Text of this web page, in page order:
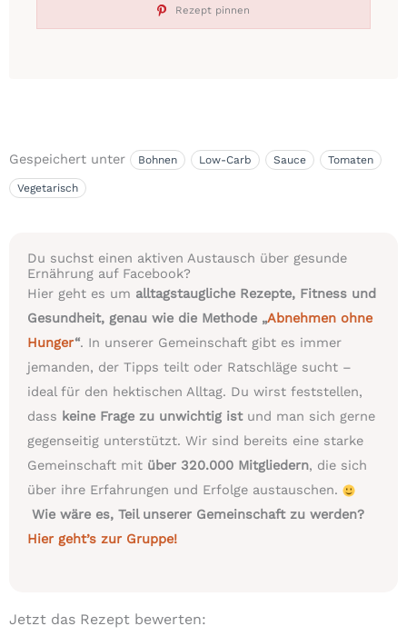
Rezept pinnen
Gespeichert unter Bohnen Low-Carb Sauce Tomaten
Vegetarisch
Du suchst einen aktiven Austausch über gesunde
Ernährung auf Facebook?
Hier geht es um alltagstaugliche Rezepte, Fitness und
Gesundheit, genau wie die Methode „Abnehmen ohne
Hunger“. In unserer Gemeinschaft gibt es immer
jemanden, der Tipps teilt oder Ratschläge sucht –
ideal für den hektischen Alltag. Du wirst feststellen,
dass keine Frage zu unwichtig istund man sich gerne
gegenseitig unterstützt. Wir sind bereits eine starke
Gemeinschaft mit über 320.000 Mitgliedern, die sich
über ihre Erfahrungen und Erfolge austauschen.
Wie wäre es, Teil unserer Gemeinschaft zu werden?
Hier geht’s zur Gruppe!
Jetzt das Rezept bewerten: